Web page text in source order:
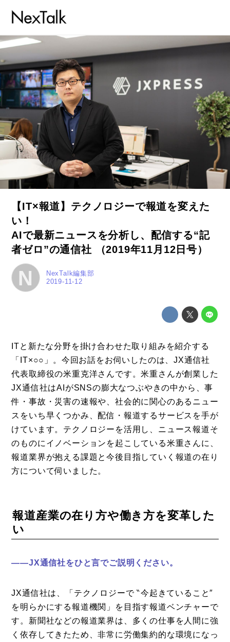
【IT×報道】テクノロジーで報道を変えた
い！
AIで最新ニュースを分析し、配信する“記
者ゼロ”の通信社 （2019年11月12日号）
N 2019-11-12
NexTalk編集部
ITと新たな分野を掛け合わせた取り組みを紹介する
「IT×○○」。今回お話をお伺いしたのは、JX通信社
代表取締役の米重克洋さんです。米重さんが創業した
JX通信社はAIがSNSの膨大なつぶやきの中から、事
件・事故・災害の速報や、社会的に関心のあるニュー
スをいち早くつかみ、配信・報道するサービスを手が
けています。テクノロジーを活用し、ニュース報道そ
のものにイノベーションを起こしている米重さんに、
報道業界が抱える課題と今後目指していく報道の在り
方について伺いました。
報道産業の在り方や働き方を変革した
い
——JX通信社をひと言でご説明ください。
JX通信社は、「テクノロジーで ‶今起きていること″
を明らかにする報道機関」を目指す報道ベンチャーで
す。新聞社などの報道業界は、多くの仕事を人間に強
く依存してきたため、非常に労働集約的な環境になっ